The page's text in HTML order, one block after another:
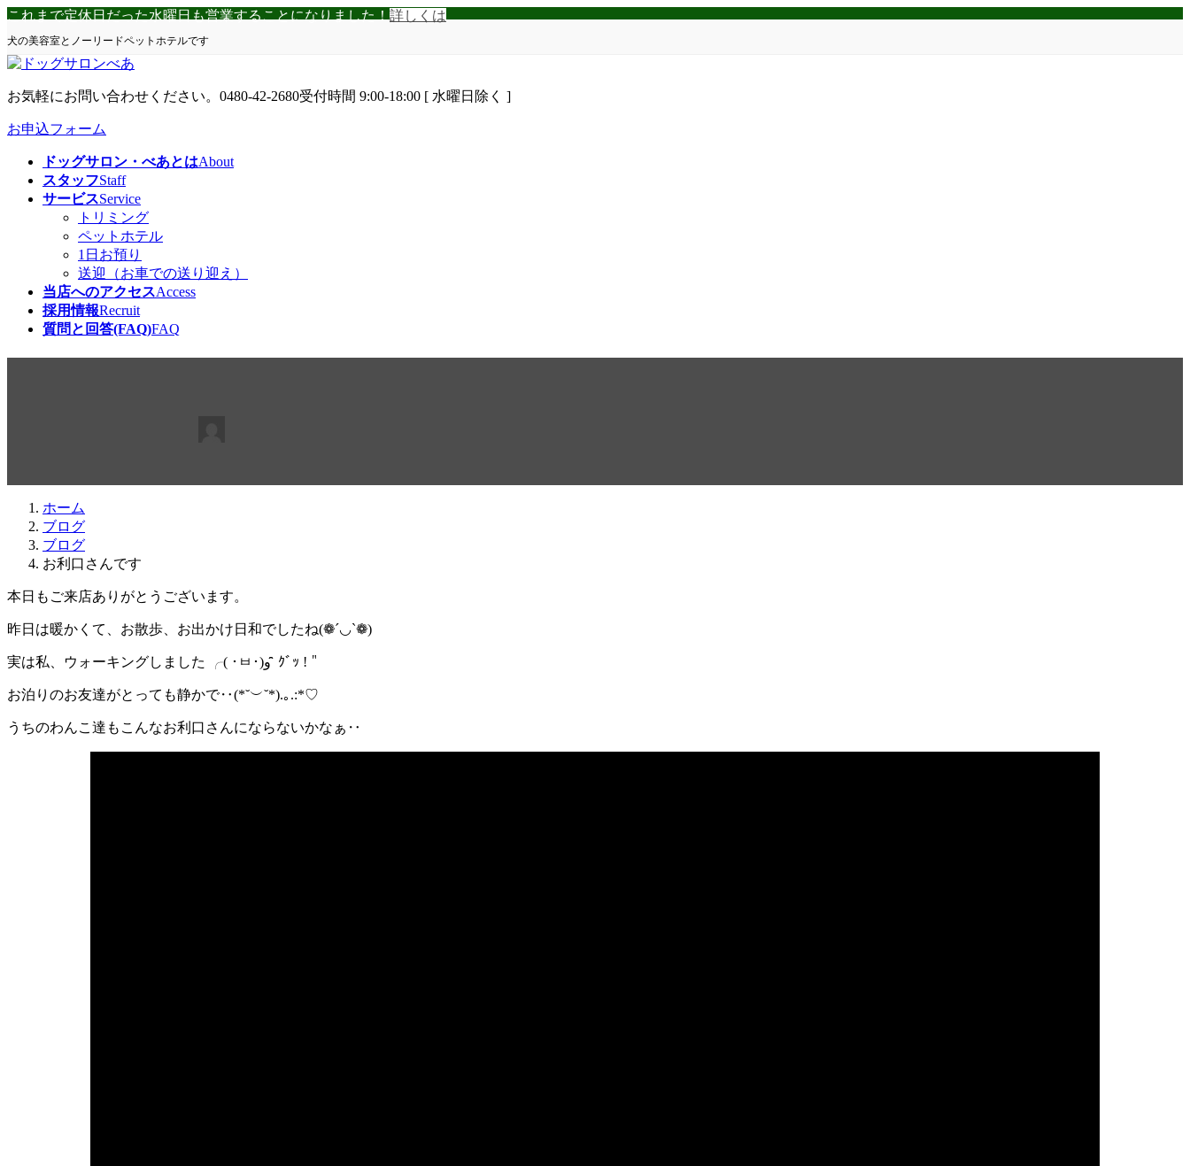
コ
ン
テ
ン
ツ
へ
ス
ナ
ビ
ゲ
ー
シ
ョ
ン
これまで定休日だった水曜日も営業することになりました！ 詳しくは
犬の美容室とノーリードペットホテルです
お気軽にお問い合わせください。 0480-42-2680受付時間 9:00-18:00 [ 水曜日除く ]
お申込フォーム
ドッグサロン・べあとはAbout
スタッフStaff
サービスService
トリミング
ペットホテル
1日お預り
送迎（お車での送り迎え）
当店へのアクセスAccess
採用情報Recruit
質問と回答(FAQ)FAQ
ホーム
ブログ
ブログ
お利口さんです
本日もご来店ありがとうございます。
昨日は暖かくて、お散歩、お出かけ日和でしたね(❁´◡`❁)
実は私、ウォーキングしました ╭( ･ㅂ･)و ̑̑ ｸﾞｯ !＂
お泊りのお友達がとっても静かで‥(*˘︶˘*).｡.:*♡
うちのわんこ達もこんなお利口さんにならないかなぁ‥